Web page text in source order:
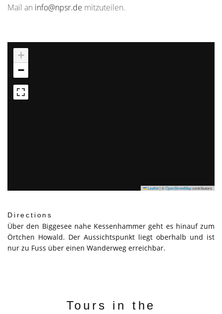
Mail an info@npsr.de mitzuteilen.
+
−
Leaflet|©OpenStreetMapcontributors
Directions
Über den Biggesee nahe Kessenhammer geht es hinauf zum
Örtchen Howald. Der Aussichtspunkt liegt oberhalb und ist
nur zu Fuss über einen Wanderweg erreichbar.
Tours in the